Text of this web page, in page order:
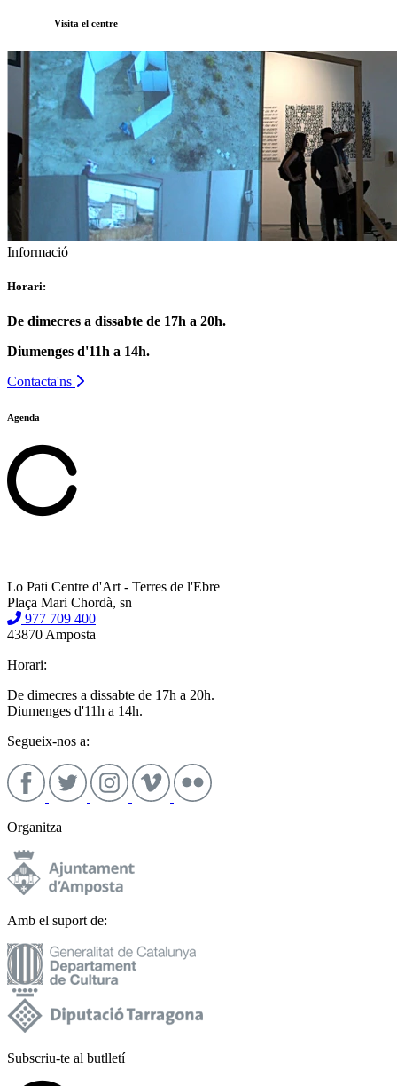
Visita el centre
Informació
Horari:
De dimecres a dissabte de 17h a 20h.
Diumenges d'11h a 14h.
Contacta'ns
Agenda
Lo Pati Centre d'Art - Terres de l'Ebre
Plaça Mari Chordà, sn
977 709 400
43870 Amposta
Horari:
De dimecres a dissabte de 17h a 20h.
Diumenges d'11h a 14h.
Segueix-nos a:
Organitza
Amb el suport de:
Subscriu-te al butlletí